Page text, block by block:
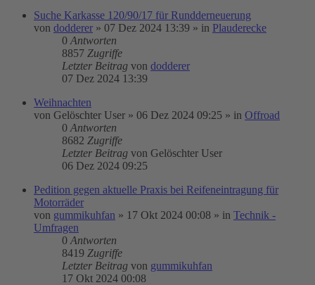
Suche Karkasse 120/90/17 für Rundderneuerung
von dodderer » 07 Dez 2024 13:39 » in Plauderecke
0 Antworten
8857 Zugriffe
Letzter Beitrag von dodderer
07 Dez 2024 13:39
Weihnachten
von Gelöschter User » 06 Dez 2024 09:25 » in Offroad
0 Antworten
8682 Zugriffe
Letzter Beitrag von Gelöschter User
06 Dez 2024 09:25
Pedition gegen aktuelle Praxis bei Reifeneintragung für
Motorräder
von gummikuhfan » 17 Okt 2024 00:08 » in Technik -
Umfragen
0 Antworten
8419 Zugriffe
Letzter Beitrag von gummikuhfan
17 Okt 2024 00:08